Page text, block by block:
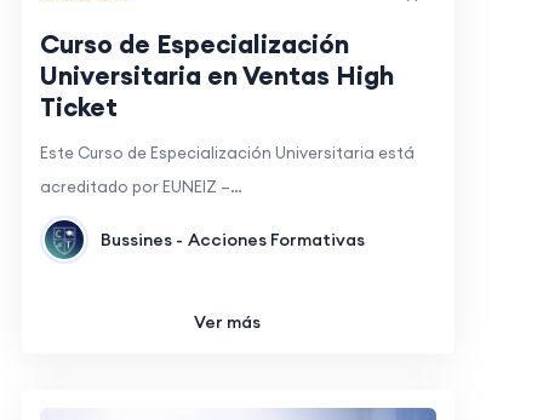
Curso de Especialización
Universitaria en Ventas High
Ticket
Este Curso de Especialización Universitaria está
acreditado por EUNEIZ –…
Bussines - Acciones Formativas
Ver más